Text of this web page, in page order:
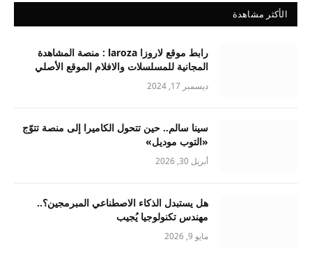
الأكثر مشاهدة
رابط موقع لاروزا laroza : منصة المشاهدة
المجانية للمسلسلات والافلام الموقع الأصلي
ديسمبر 17, 2024
سينا سالم.. حين تتحول الكاميرا إلى منصة تتوّج
«التوب موديل»
أبريل 30, 2026
هل يستبدل الذكاء الاصطناعي المبرمجين؟..
مهندس تكنولوجيا يُجيب
مايو 9, 2026